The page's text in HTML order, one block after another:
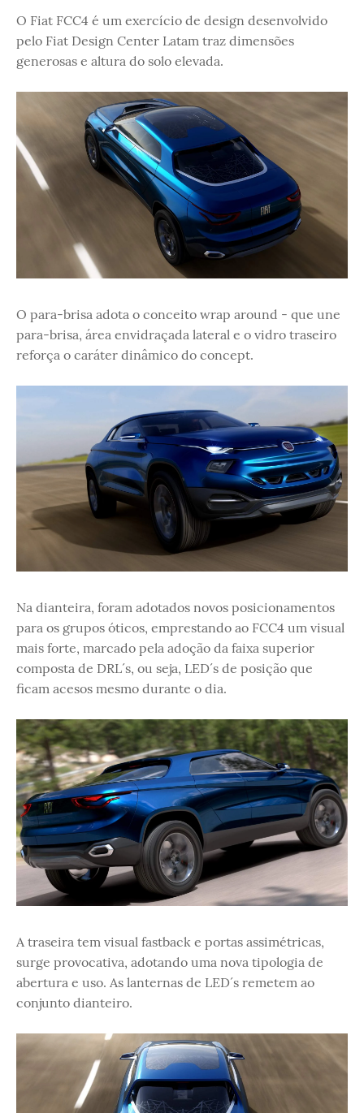
O Fiat FCC4 é um exercício de design desenvolvido
pelo Fiat Design Center Latam traz dimensões
generosas e altura do solo elevada.
O para-brisa adota o conceito wrap around - que une
para-brisa, área envidraçada lateral e o vidro traseiro
reforça o caráter dinâmico do concept.
Na dianteira, foram adotados novos posicionamentos
para os grupos óticos, emprestando ao FCC4 um visual
mais forte, marcado pela adoção da faixa superior
composta de DRL´s, ou seja, LED´s de posição que
ficam acesos mesmo durante o dia.
A traseira tem visual fastback e portas assimétricas,
surge provocativa, adotando uma nova tipologia de
abertura e uso. As lanternas de LED´s remetem ao
conjunto dianteiro.